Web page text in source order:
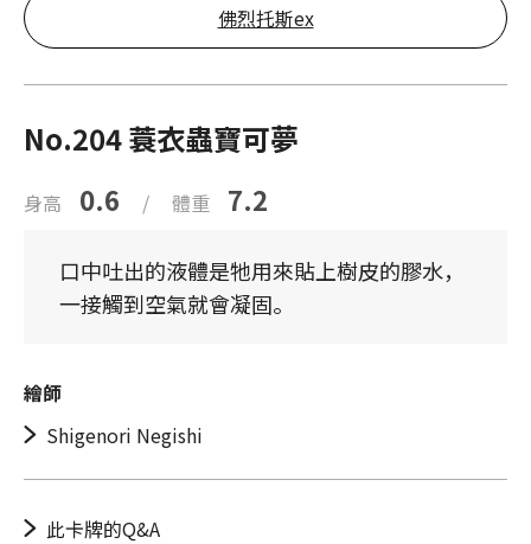
佛烈托斯ex
No.204 蓑衣蟲寶可夢
身高 0.6 / 體重 7.2
口中吐出的液體是牠用來貼上樹皮的膠水，
一接觸到空氣就會凝固。
繪師
Shigenori Negishi
此卡牌的Q&A